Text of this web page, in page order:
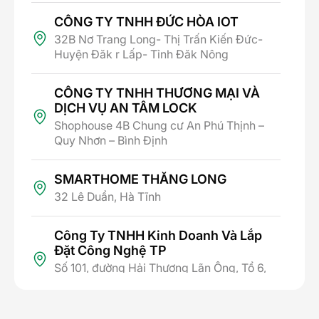
lên vẻ đẹp của không gian và vật thể.
2. Ứng dụng của đèn Downlight 9w
Là giải pháp chiếu sáng hiện đại, sở hữu công nghệ
LED tiên tiến cùng công suất 9W thông dụng, đèn
LED Downlight âm trần tới từ Lumi không chỉ hoạt
động bền bỉ, tiết kiệm năng lượng, mà còn cung
cấp ánh sáng chất lượng cao, đáp ứng đa dạng nhu
cầu chiếu sáng từ dân dụng tới thương mại:
CÔNG TY TNHH ĐỨC HÒA IOT
32B Nơ Trang Long- Thị Trấn Kiến Đức-
Huyện Đăk r Lấp- Tỉnh Đăk Nông
CÔNG TY TNHH THƯƠNG MẠI VÀ
DỊCH VỤ AN TÂM LOCK
Shophouse 4B Chung cư An Phú Thịnh –
Quy Nhơn – Bình Định
SMARTHOME THĂNG LONG
32 Lê Duẩn, Hà Tĩnh
Công Ty TNHH Kinh Doanh Và Lắp
Đặt Công Nghệ TP
Số 101, đường Hải Thượng Lãn Ông, Tổ 6,